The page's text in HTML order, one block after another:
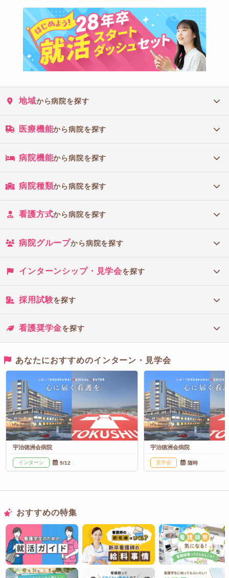
地域から病院を探す
医療機能から病院を探す
病院機能から病院を探す
病院種類から病院を探す
看護方式から病院を探す
病院グループから病院を探す
インターンシップ・見学会を探す
採用試験を探す
看護奨学金を探す
あなたにおすすめのインターン・見学会
宇治徳洲会病院
インターン 9/12
宇治徳洲会病院
見学会 随時
おすすめの特集